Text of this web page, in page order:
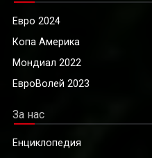
Евро 2024
Копа Америка
Мондиал 2022
ЕвроВолей 2023
За нас
Енциклопедия